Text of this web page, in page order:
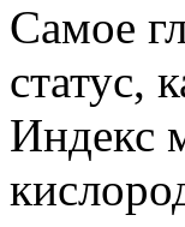
Самое
статус,
Индекс